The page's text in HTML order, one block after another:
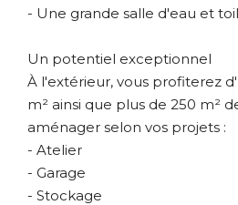
- Une grande salle d'eau et
Un potentiel exceptionnel
À l'extérieur, vous profiterez
m² ainsi que plus de 250 m²
aménager selon vos projets :
- Atelier
- Garage
- Stockage